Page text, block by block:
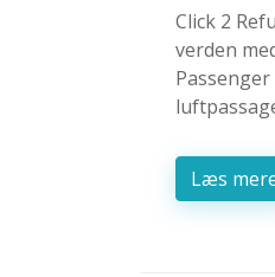
Click 2
verden
Læs